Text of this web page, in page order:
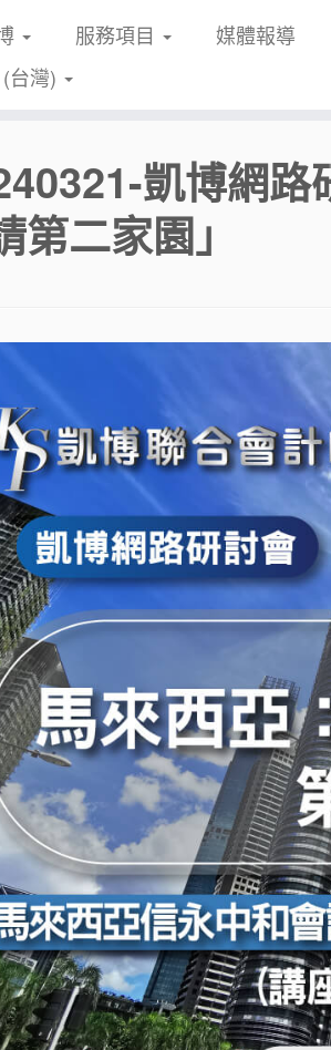
服務項目 媒體報導
台灣)
凱博網
第二家園」